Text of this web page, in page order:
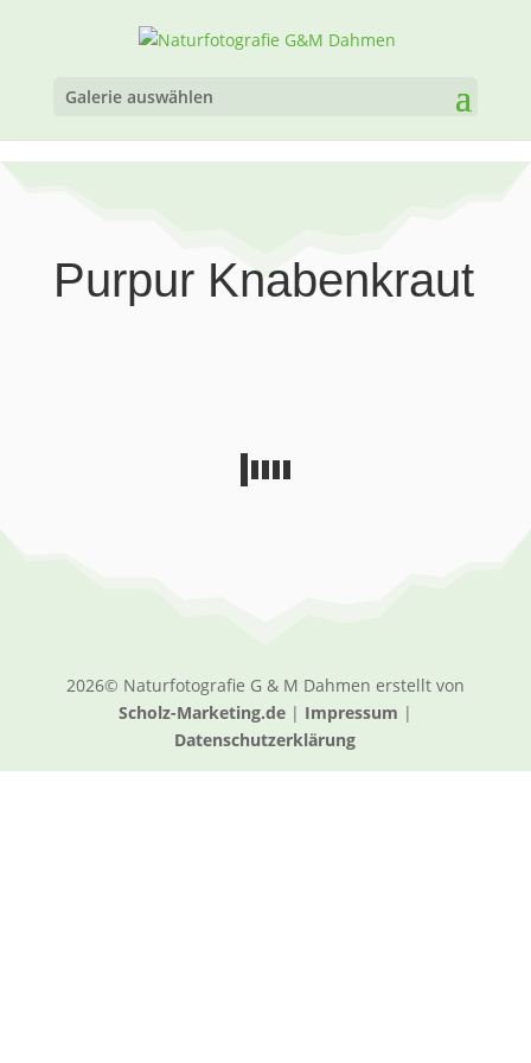
Galerie auswählen
Purpur Knabenkraut
2026© Naturfotografie G & M Dahmen erstellt von
Scholz-Marketing.de| Impressum |
Datenschutzerklärung